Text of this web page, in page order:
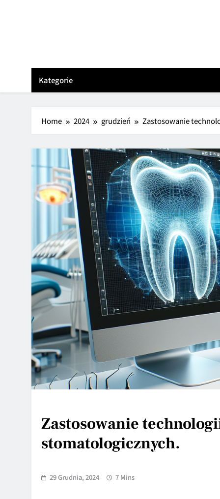
Kategorie
Home 2024 grudzień Zastosowanie
Zastosowanie
stomatologicznych.
29 Grudnia, 2024 7 Mins